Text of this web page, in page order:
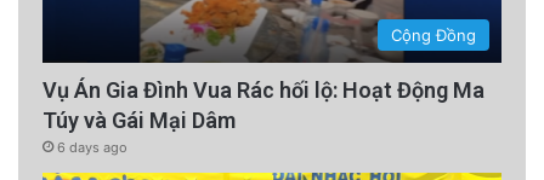
information about what steps authorities had
taken to investigate Thai’s alleged enforced
disappearance, to identify those responsible
and sanction them, and to guarantee that he
obtains adequate redress for harm suffered.
Cộng Đồng
Vụ Án Gia Đình Vua Rác hối lộ: Hoạt Động Ma
Túy và Gái Mại Dâm
6 days ago